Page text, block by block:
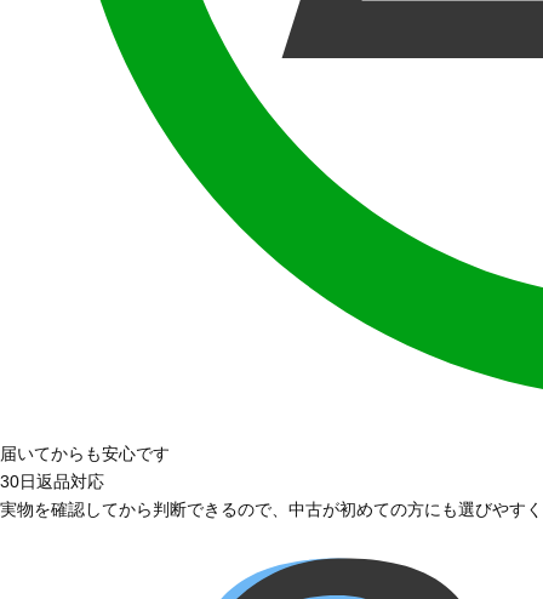
届いてからも安心です
30日返品対応
実物を確認してから判断できるので、中古が初めての方にも選びやす